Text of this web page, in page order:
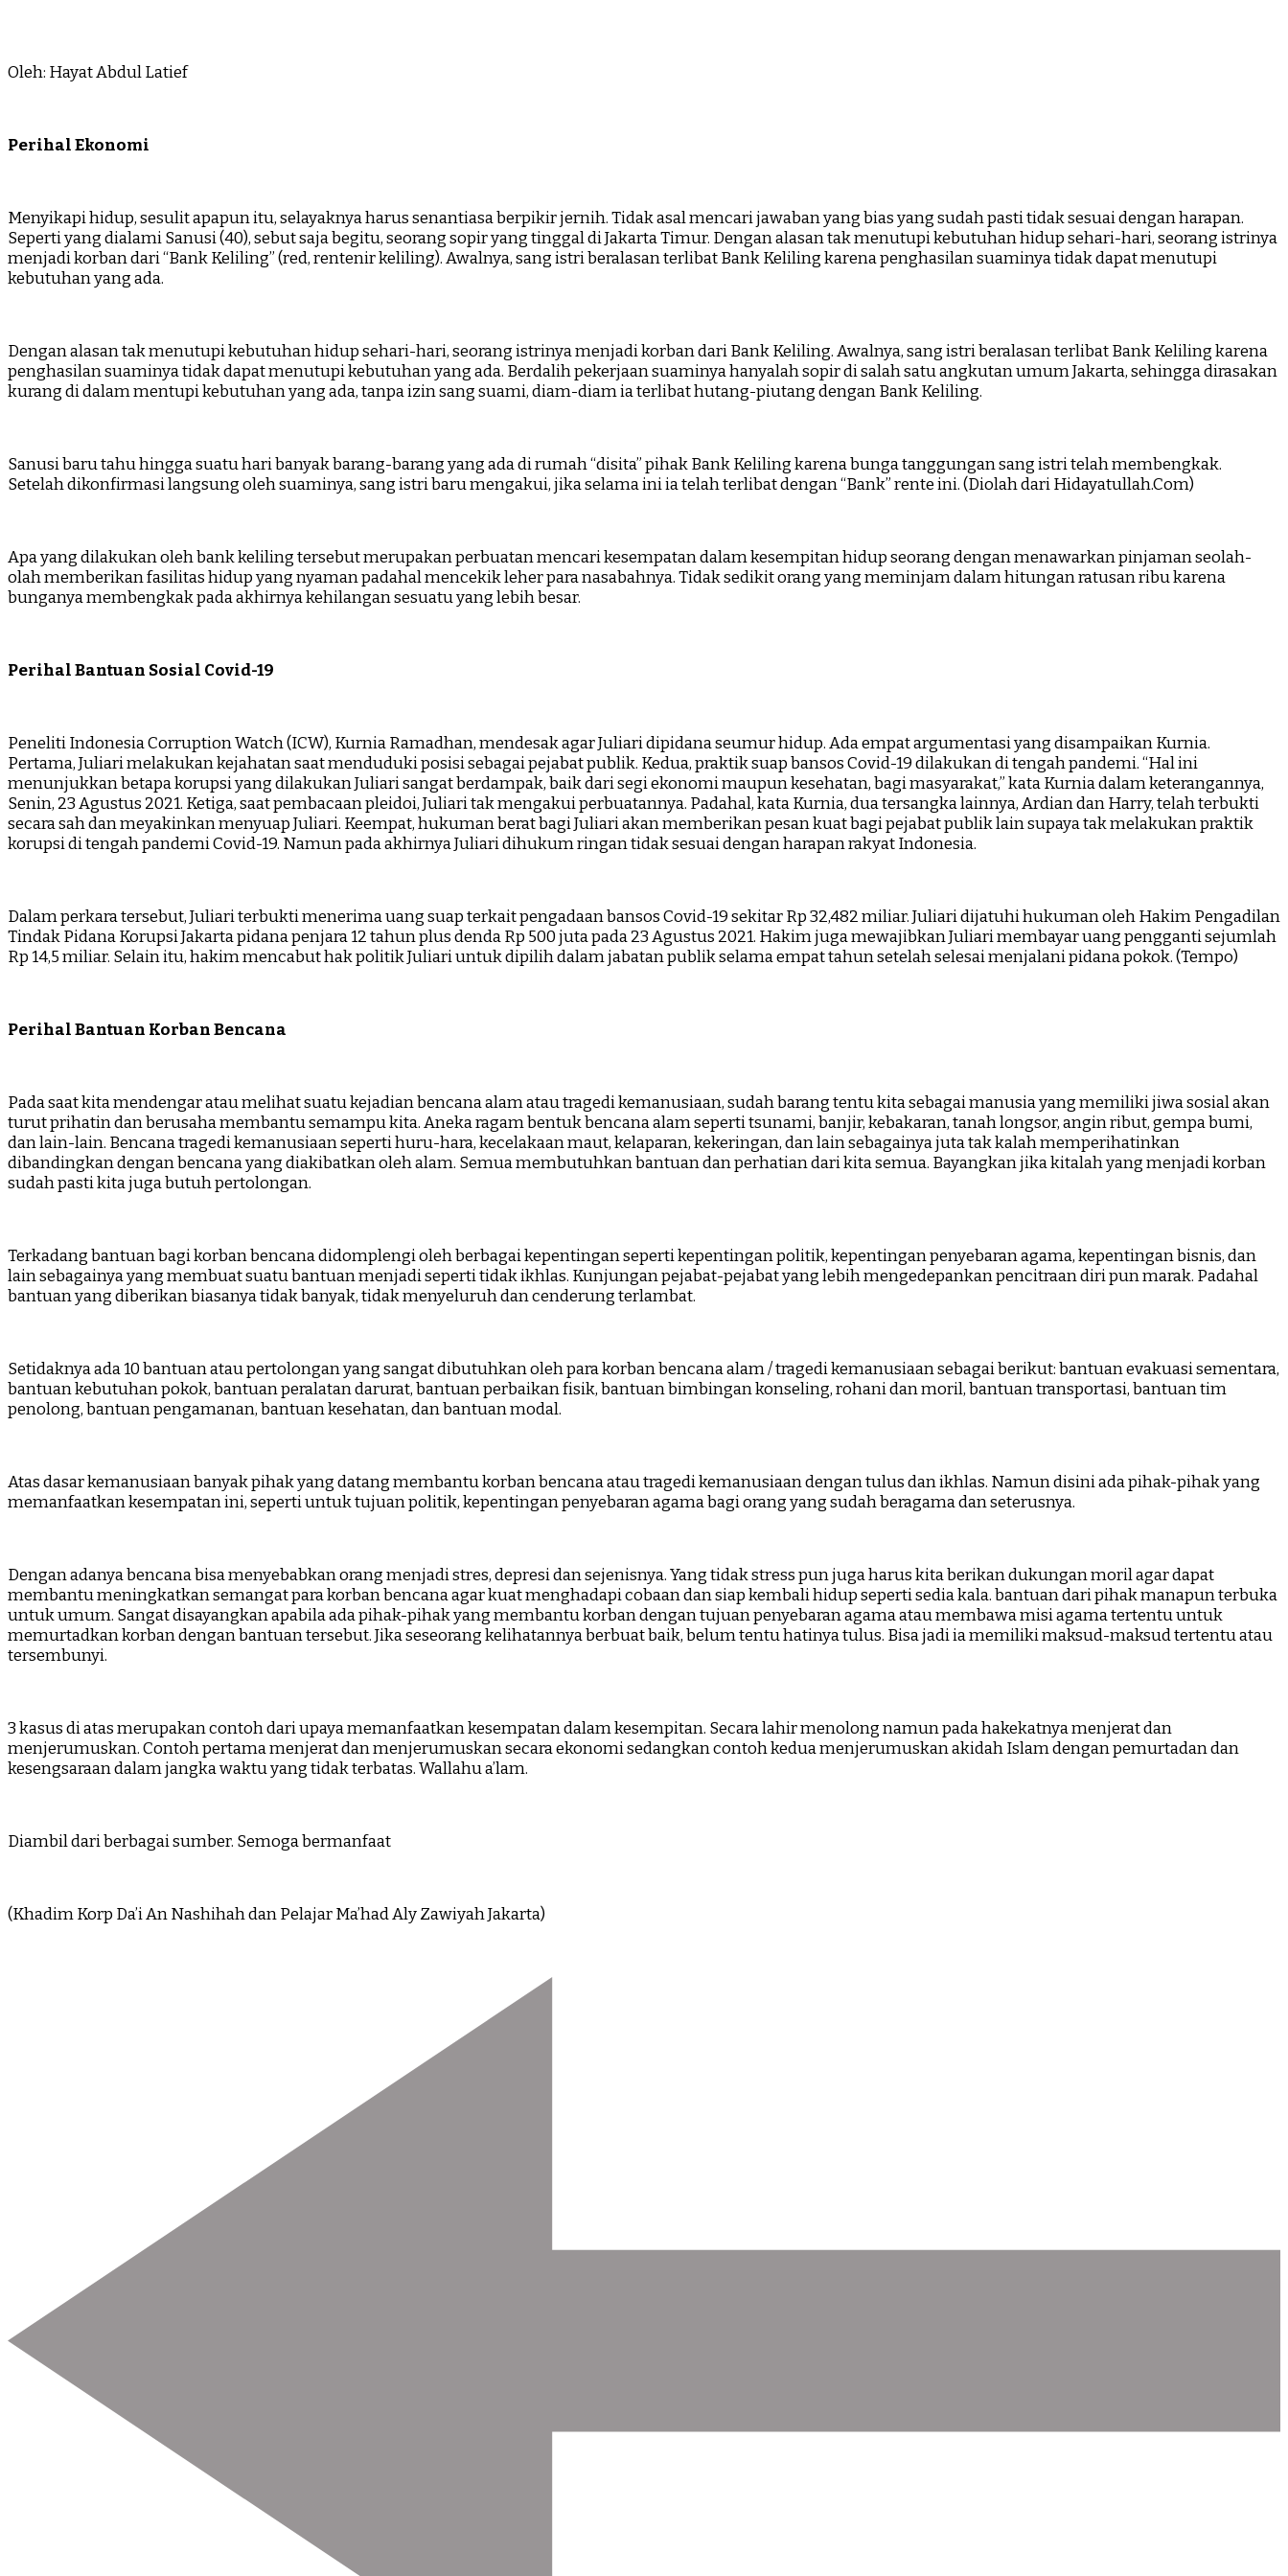
Oleh: Hayat Abdul Latief
Perihal Ekonomi
Menyikapi hidup, sesulit apapun itu, selayaknya harus senantiasa berpikir jernih. Tidak asal mencari jawaban yang bias yang sudah pasti tidak sesuai dengan harapan.
Seperti yang dialami Sanusi (40), sebut saja begitu, seorang sopir yang tinggal di Jakarta Timur. Dengan alasan tak menutupi kebutuhan hidup sehari-hari, seorang istrinya
menjadi korban dari “Bank Keliling” (red, rentenir keliling). Awalnya, sang istri beralasan terlibat Bank Keliling karena penghasilan suaminya tidak dapat menutupi
kebutuhan yang ada.
Dengan alasan tak menutupi kebutuhan hidup sehari-hari, seorang istrinya menjadi korban dari Bank Keliling. Awalnya, sang istri beralasan terlibat Bank Keliling karena
penghasilan suaminya tidak dapat menutupi kebutuhan yang ada. Berdalih pekerjaan suaminya hanyalah sopir di salah satu angkutan umum Jakarta, sehingga dirasakan
kurang di dalam mentupi kebutuhan yang ada, tanpa izin sang suami, diam-diam ia terlibat hutang-piutang dengan Bank Keliling.
Sanusi baru tahu hingga suatu hari banyak barang-barang yang ada di rumah “disita” pihak Bank Keliling karena bunga tanggungan sang istri telah membengkak.
Setelah dikonfirmasi langsung oleh suaminya, sang istri baru mengakui, jika selama ini ia telah terlibat dengan “Bank” rente ini. (Diolah dari Hidayatullah.Com)
Apa yang dilakukan oleh bank keliling tersebut merupakan perbuatan mencari kesempatan dalam kesempitan hidup seorang dengan menawarkan pinjaman seolah-
olah memberikan fasilitas hidup yang nyaman padahal mencekik leher para nasabahnya. Tidak sedikit orang yang meminjam dalam hitungan ratusan ribu karena
bunganya membengkak pada akhirnya kehilangan sesuatu yang lebih besar.
Perihal Bantuan Sosial Covid-19
Peneliti Indonesia Corruption Watch (ICW), Kurnia Ramadhan, mendesak agar Juliari dipidana seumur hidup. Ada empat argumentasi yang disampaikan Kurnia.
Pertama, Juliari melakukan kejahatan saat menduduki posisi sebagai pejabat publik. Kedua, praktik suap bansos Covid-19 dilakukan di tengah pandemi. “Hal ini
menunjukkan betapa korupsi yang dilakukan Juliari sangat berdampak, baik dari segi ekonomi maupun kesehatan, bagi masyarakat,” kata Kurnia dalam keterangannya,
Senin, 23 Agustus 2021. Ketiga, saat pembacaan pleidoi, Juliari tak mengakui perbuatannya. Padahal, kata Kurnia, dua tersangka lainnya, Ardian dan Harry, telah terbukti
secara sah dan meyakinkan menyuap Juliari. Keempat, hukuman berat bagi Juliari akan memberikan pesan kuat bagi pejabat publik lain supaya tak melakukan praktik
korupsi di tengah pandemi Covid-19. Namun pada akhirnya Juliari dihukum ringan tidak sesuai dengan harapan rakyat Indonesia.
Dalam perkara tersebut, Juliari terbukti menerima uang suap terkait pengadaan bansos Covid-19 sekitar Rp 32,482 miliar. Juliari dijatuhi hukuman oleh Hakim Pengadilan
Tindak Pidana Korupsi Jakarta pidana penjara 12 tahun plus denda Rp 500 juta pada 23 Agustus 2021. Hakim juga mewajibkan Juliari membayar uang pengganti sejumlah
Rp 14,5 miliar. Selain itu, hakim mencabut hak politik Juliari untuk dipilih dalam jabatan publik selama empat tahun setelah selesai menjalani pidana pokok. (Tempo)
Perihal Bantuan Korban Bencana
Pada saat kita mendengar atau melihat suatu kejadian bencana alam atau tragedi kemanusiaan, sudah barang tentu kita sebagai manusia yang memiliki jiwa sosial akan
turut prihatin dan berusaha membantu semampu kita. Aneka ragam bentuk bencana alam seperti tsunami, banjir, kebakaran, tanah longsor, angin ribut, gempa bumi,
dan lain-lain. Bencana tragedi kemanusiaan seperti huru-hara, kecelakaan maut, kelaparan, kekeringan, dan lain sebagainya juta tak kalah memperihatinkan
dibandingkan dengan bencana yang diakibatkan oleh alam. Semua membutuhkan bantuan dan perhatian dari kita semua. Bayangkan jika kitalah yang menjadi korban
sudah pasti kita juga butuh pertolongan.
Terkadang bantuan bagi korban bencana didomplengi oleh berbagai kepentingan seperti kepentingan politik, kepentingan penyebaran agama, kepentingan bisnis, dan
lain sebagainya yang membuat suatu bantuan menjadi seperti tidak ikhlas. Kunjungan pejabat-pejabat yang lebih mengedepankan pencitraan diri pun marak. Padahal
bantuan yang diberikan biasanya tidak banyak, tidak menyeluruh dan cenderung terlambat.
Setidaknya ada 10 bantuan atau pertolongan yang sangat dibutuhkan oleh para korban bencana alam / tragedi kemanusiaan sebagai berikut: bantuan evakuasi sementara,
bantuan kebutuhan pokok, bantuan peralatan darurat, bantuan perbaikan fisik, bantuan bimbingan konseling, rohani dan moril, bantuan transportasi, bantuan tim
penolong, bantuan pengamanan, bantuan kesehatan, dan bantuan modal.
Atas dasar kemanusiaan banyak pihak yang datang membantu korban bencana atau tragedi kemanusiaan dengan tulus dan ikhlas. Namun disini ada pihak-pihak yang
memanfaatkan kesempatan ini, seperti untuk tujuan politik, kepentingan penyebaran agama bagi orang yang sudah beragama dan seterusnya.
Dengan adanya bencana bisa menyebabkan orang menjadi stres, depresi dan sejenisnya. Yang tidak stress pun juga harus kita berikan dukungan moril agar dapat
membantu meningkatkan semangat para korban bencana agar kuat menghadapi cobaan dan siap kembali hidup seperti sedia kala. bantuan dari pihak manapun terbuka
untuk umum. Sangat disayangkan apabila ada pihak-pihak yang membantu korban dengan tujuan penyebaran agama atau membawa misi agama tertentu untuk
memurtadkan korban dengan bantuan tersebut. Jika seseorang kelihatannya berbuat baik, belum tentu hatinya tulus. Bisa jadi ia memiliki maksud-maksud tertentu atau
tersembunyi.
3 kasus di atas merupakan contoh dari upaya memanfaatkan kesempatan dalam kesempitan. Secara lahir menolong namun pada hakekatnya menjerat dan
menjerumuskan. Contoh pertama menjerat dan menjerumuskan secara ekonomi sedangkan contoh kedua menjerumuskan akidah Islam dengan pemurtadan dan
kesengsaraan dalam jangka waktu yang tidak terbatas. Wallahu a’lam.
Diambil dari berbagai sumber. Semoga bermanfaat
(Khadim Korp Da’i An Nashihah dan Pelajar Ma’had Aly Zawiyah Jakarta)